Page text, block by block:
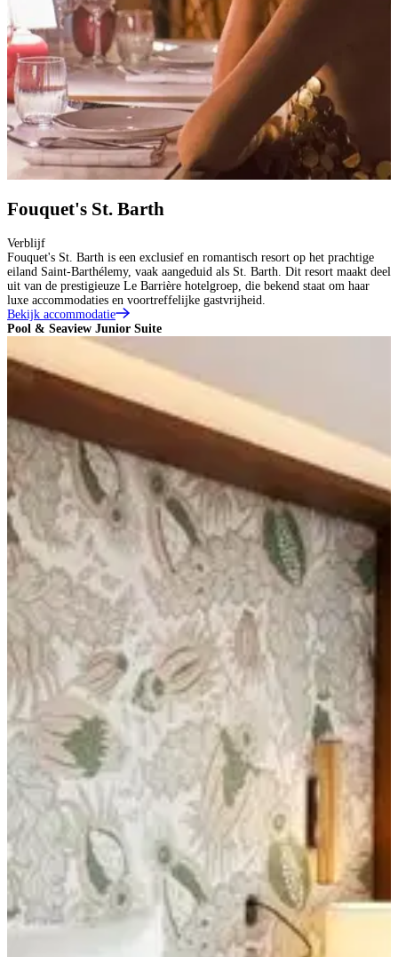
Fouquet's St. Barth
Verblijf
Fouquet's St. Barth is een exclusief en romantisch resort op het prachtige
eiland Saint-Barthélemy, vaak aangeduid als St. Barth. Dit resort maakt deel
uit van de prestigieuze Le Barrière hotelgroep, die bekend staat om haar
luxe accommodaties en voortreffelijke gastvrijheid.
Bekijk accommodatie
Pool & Seaview Junior Suite